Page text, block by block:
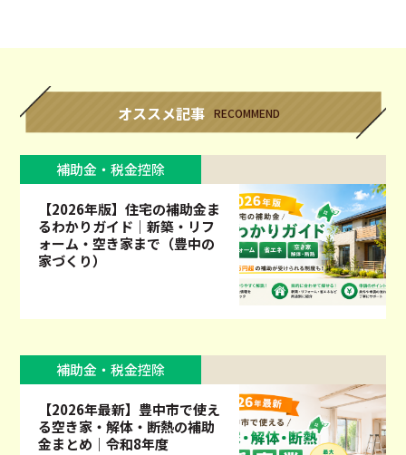
オススメ記事 RECOMMEND
補助金・税金控除
【2026年版】住宅の補助金ま
るわかりガイド｜新築・リフ
ォーム・空き家まで（豊中の
家づくり）
補助金・税金控除
【2026年最新】豊中市で使え
る空き家・解体・断熱の補助
金まとめ｜令和8年度